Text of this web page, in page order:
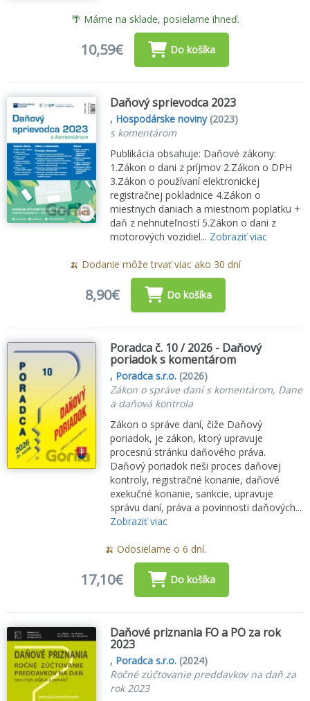
🌴 Máme na sklade, posielame ihneď.
10,59€ Do košíka
Daňový sprievodca 2023
, Hospodárske noviny(2023)
s komentárom
Publikácia obsahuje: Daňové zákony:
1.Zákon o dani z príjmov 2.Zákon o DPH
3.Zákon o používaní elektronickej
registračnej pokladnice 4.Zákon o
miestnych daniach a miestnom poplatku +
daň z nehnuteľností 5.Zákon o dani z
motorových vozidiel... Zobraziť viac
🍌 Dodanie môže trvať viac ako 30 dní
8,90€ Do košíka
Poradca č. 10 / 2026 - Daňový
poriadok s komentárom
, Poradca s.r.o. (2026)
Zákon o správe daní s komentárom, Dane
a daňová kontrola
Zákon o správe daní, čiže Daňový
poriadok, je zákon, ktorý upravuje
procesnú stránku daňového práva.
Daňový poriadok rieši proces daňovej
kontroly, registračné konanie, daňové
exekučné konanie, sankcie, upravuje
správu daní, práva a povinnosti daňových...
Zobraziť viac
🍌 Odosielame o 6 dní.
17,10€ Do košíka
Daňové priznania FO a PO za rok
2023
, Poradca s.r.o. (2024)
Ročné zúčtovanie preddavkov na daň za
rok 2023